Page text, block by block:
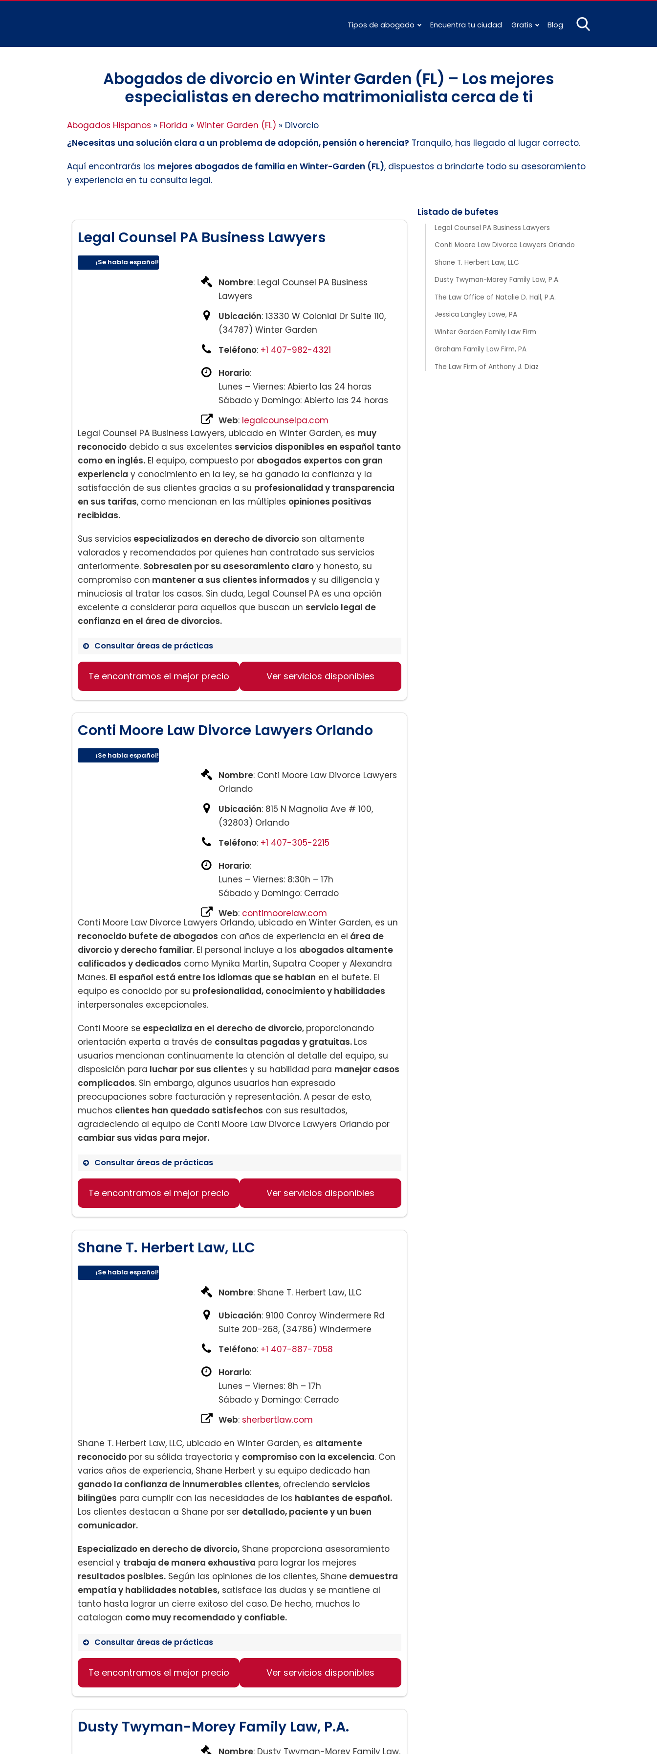
Tipos de abogado Encuentra tu ciudad Gratis Blog
Abogados de divorcio en Winter Garden (FL) – Los mejores
especialistas en derecho matrimonialista cerca de ti
Abogados Hispanos » Florida » Winter Garden (FL) » Divorcio
¿Necesitas una solución clara a un problema de adopción, pensión o herencia? Tranquilo, has llegado al lugar correcto.
Aquí encontrarás los mejores abogados de familia en Winter-Garden (FL), dispuestos a brindarte todo su asesoramiento
y experiencia en tu consulta legal.
Legal Counsel PA Business Lawyers
Conti Moore Law Divorce Lawyers Orlando
Shane T. Herbert Law, LLC
Dusty Twyman-Morey Family Law, P.A.
The Law Office of Natalie D. Hall, P.A.
Jessica Langley Lowe, PA
Winter Garden Family Law Firm
Graham Family Law Firm, PA
The Law Firm of Anthony J. Diaz
Legal Counsel PA Business Lawyers
¡Se habla español!
Nombre: Legal Counsel PA Business
Lawyers
Ubicación: 13330 W Colonial Dr Suite 110,
(34787) Winter Garden
Teléfono: +1 407-982-4321
Horario:
Lunes – Viernes: Abierto las 24 horas
Sábado y Domingo: Abierto las 24 horas
Web: legalcounselpa.com
Legal Counsel PA Business Lawyers, ubicado en Winter Garden, es muy
reconocido debido a sus excelentes servicios disponibles en español tanto
como en inglés. El equipo, compuesto por abogados expertos con gran
experiencia y conocimiento en la ley, se ha ganado la confianza y la
satisfacción de sus clientes gracias a su profesionalidad y transparencia
en sus tarifas, como mencionan en las múltiples opiniones positivas
recibidas.
Sus servicios especializados en derecho de divorcio son altamente
valorados y recomendados por quienes han contratado sus servicios
anteriormente. Sobresalen por su asesoramiento claro y honesto, su
compromiso con mantener a sus clientes informados y su diligencia y
minuciosis al tratar los casos. Sin duda, Legal Counsel PA es una opción
excelente a considerar para aquellos que buscan un servicio legal de
confianza en el área de divorcios.
Consultar áreas de prácticas
Derecho de divorcio
Ejecución de testamentos y sucesiones
Derecho inmobiliario y de bienes raíces
Te encontramos el mejor precio Ver servicios disponibles
Conti Moore Law Divorce Lawyers Orlando
¡Se habla español!
Nombre: Conti Moore Law Divorce Lawyers
Orlando
Ubicación: 815 N Magnolia Ave # 100,
(32803) Orlando
Teléfono: +1 407-305-2215
Horario:
Lunes – Viernes: 8:30h – 17h
Sábado y Domingo: Cerrado
Web: contimoorelaw.com
Conti Moore Law Divorce Lawyers Orlando, ubicado en Winter Garden, es un
reconocido bufete de abogados con años de experiencia en el área de
divorcio y derecho familiar. El personal incluye a los abogados altamente
calificados y dedicados como Mynika Martin, Supatra Cooper y Alexandra
Manes. El español está entre los idiomas que se hablan en el bufete. El
equipo es conocido por su profesionalidad, conocimiento y habilidades
interpersonales excepcionales.
Conti Moore se especializa en el derecho de divorcio, proporcionando
orientación experta a través de consultas pagadas y gratuitas. Los
usuarios mencionan continuamente la atención al detalle del equipo, su
disposición para luchar por sus clientes y su habilidad para manejar casos
complicados. Sin embargo, algunos usuarios han expresado
preocupaciones sobre facturación y representación. A pesar de esto,
muchos clientes han quedado satisfechos con sus resultados,
agradeciendo al equipo de Conti Moore Law Divorce Lawyers Orlando por
cambiar sus vidas para mejor.
Consultar áreas de prácticas
Derecho de Divorcio
Derecho Familiar
Consultas Legales
Te encontramos el mejor precio Ver servicios disponibles
Shane T. Herbert Law, LLC
¡Se habla español!
Nombre: Shane T. Herbert Law, LLC
Ubicación: 9100 Conroy Windermere Rd
Suite 200-268, (34786) Windermere
Teléfono: +1 407-887-7058
Horario:
Lunes – Viernes: 8h – 17h
Sábado y Domingo: Cerrado
Web: sherbertlaw.com
Shane T. Herbert Law, LLC, ubicado en Winter Garden, es altamente
reconocido por su sólida trayectoria y compromiso con la excelencia. Con
varios años de experiencia, Shane Herbert y su equipo dedicado han
ganado la confianza de innumerables clientes, ofreciendo servicios
bilingües para cumplir con las necesidades de los hablantes de español.
Los clientes destacan a Shane por ser detallado, paciente y un buen
comunicador.
Especializado en derecho de divorcio, Shane proporciona asesoramiento
esencial y trabaja de manera exhaustiva para lograr los mejores
resultados posibles. Según las opiniones de los clientes, Shane demuestra
empatía y habilidades notables, satisface las dudas y se mantiene al
tanto hasta lograr un cierre exitoso del caso. De hecho, muchos lo
catalogan como muy recomendado y confiable.
Consultar áreas de prácticas
Derecho de divorcio
Mediación familiar
Derechos de paternidad
Te encontramos el mejor precio Ver servicios disponibles
Dusty Twyman-Morey Family Law, P.A.
Nombre: Dusty Twyman-Morey Family Law,